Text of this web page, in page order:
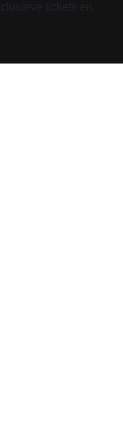
tickets en